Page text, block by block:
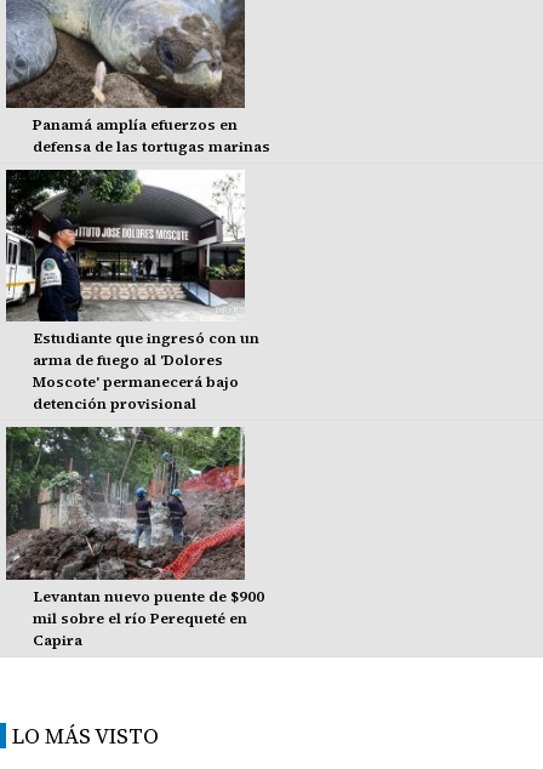
Panamá amplía efuerzos en
defensa de las tortugas marinas
Estudiante que ingresó con un
arma de fuego al 'Dolores
Moscote' permanecerá bajo
detención provisional
Levantan nuevo puente de $900
mil sobre el río Perequeté en
Capira
LO MÁS VISTO